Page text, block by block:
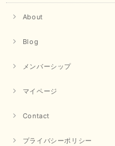
About
Blog
メンバーシップ
マイページ
Contact
プライバシーポリシー